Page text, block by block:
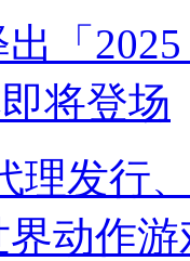
出「
将登场
理发行
动作游